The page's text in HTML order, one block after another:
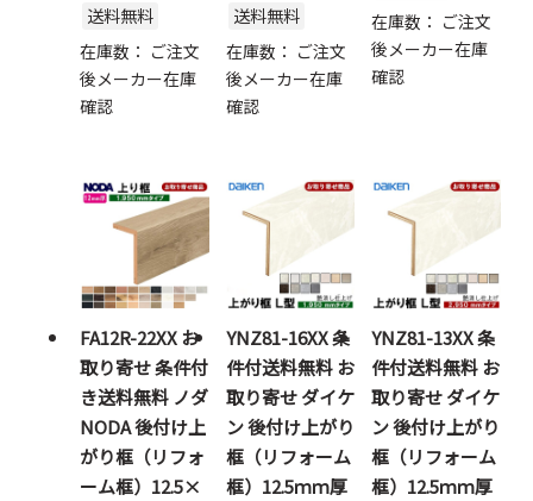
送料無料
在庫数： ご注文
後メーカー在庫
確認
送料無料
在庫数： ご注文
後メーカー在庫
確認
在庫数： ご注文
後メーカー在庫
確認
FA12R-22XX お
取り寄せ 条件付
き送料無料 ノダ
NODA 後付け上
がり框（リフォ
ーム框）12.5×
YNZ81-16XX 条
件付送料無料 お
取り寄せ ダイケ
ン 後付け上がり
框（リフォーム
框）12.5ｍｍ厚
YNZ81-13XX 条
件付送料無料 お
取り寄せ ダイケ
ン 後付け上がり
框（リフォーム
框）12.5ｍｍ厚